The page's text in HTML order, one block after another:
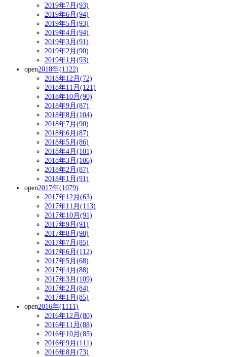
2019年7月(93)
2019年6月(94)
2019年5月(93)
2019年4月(94)
2019年3月(91)
2019年2月(90)
2019年1月(93)
open2018年(1122)
2018年12月(72)
2018年11月(121)
2018年10月(90)
2018年9月(87)
2018年8月(104)
2018年7月(90)
2018年6月(87)
2018年5月(86)
2018年4月(101)
2018年3月(106)
2018年2月(87)
2018年1月(91)
open2017年(1079)
2017年12月(63)
2017年11月(113)
2017年10月(91)
2017年9月(91)
2017年8月(90)
2017年7月(85)
2017年6月(112)
2017年5月(68)
2017年4月(88)
2017年3月(109)
2017年2月(84)
2017年1月(85)
open2016年(1111)
2016年12月(80)
2016年11月(88)
2016年10月(85)
2016年9月(111)
2016年8月(73)